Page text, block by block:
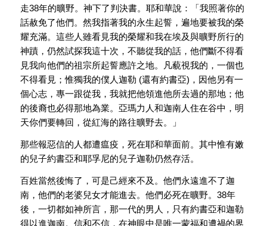
走38年的曠野。神下了判決書。耶和華說：「我照著你的
話赦免了他們。然我指著我的永生起誓，遍地要被我的榮
耀充滿。這些人雖看見我的榮耀和我在埃及與曠野所行的
神蹟，仍然試探我這十次，不聽從我的話，他們斷不得看
見我向他們的祖宗所起誓應許之地。凡藐視我的，一個也
不得看見；惟獨我的僕人迦勒 (還有約書亞)，因他另有一
個心志，專一跟從我，我就把他領進他所去過的那地；他
的後裔也必得那地為業。亞瑪力人和迦南人住在谷中，明
天你們要轉回，從紅海的路往曠野去。」
那些報惡信的人都遭瘟疫，死在耶和華面前。其中惟有嫩
的兒子約書亞和耶孚尼的兒子迦勒仍然存活。
百姓當然後悔了，可是己經來不及。他們永遠進不了迦
南，他們的老婆兒女才能進去。他們必死在曠野。38年
後，一切都如神所言，那一代的男人，只有約書亞和迦勒
得以進迦南。信和不信，在神眼中是唯一蒙福和遭禍的界